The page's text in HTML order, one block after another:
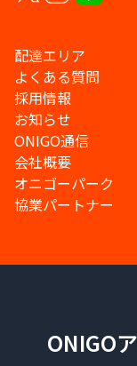
配達エリア
よくある質問
採用情報
お知らせ
ONIGO通信
会社概要
オニゴーパーク
協業パートナー
ONIGO